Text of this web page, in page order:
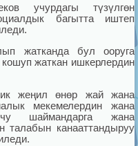
учурдагы түзүлгөн
багытта иштеп
жатканда бул ооруга
жаткан ишкерлердин
жеңил өнөр жай жана
мекемелердин жана
шаймандарга жана
талабын канааттандыруу